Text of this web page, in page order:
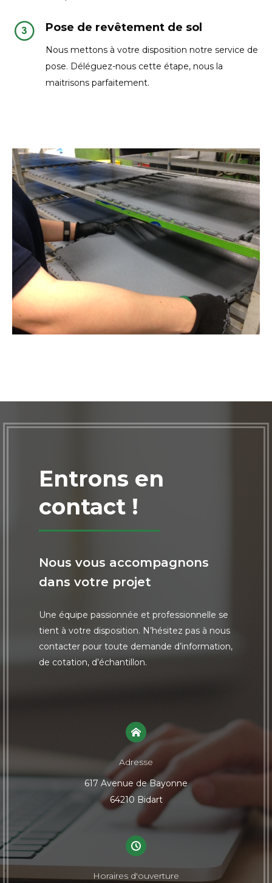
Pose de revêtement de sol
Nous mettons à votre disposition notre service de
pose. Déléguez-nous cette étape, nous la
maitrisons parfaitement.
Entrons en
contact !
Nous vous accompagnons
dans votre projet
Une équipe passionnée et professionnelle se
tient à votre disposition. N’hésitez pas à nous
contacter pour toute demande d’information,
de cotation, d’échantillon.
Adresse
617 Avenue de Bayonne
64210 Bidart
Horaires d'ouverture